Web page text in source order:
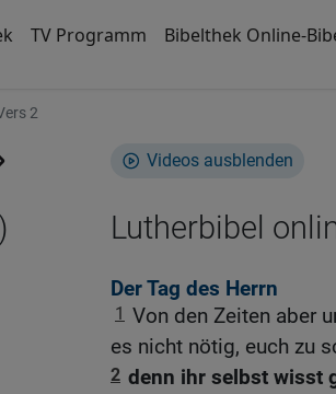
TV Programm Bibelthek Online-
2
Videos ausblenden
Lutherbibel
Der Tag des Herrn
1 Von den Zeiten aber
es nicht nötig, euch zu
2 denn ihr selbst wisst